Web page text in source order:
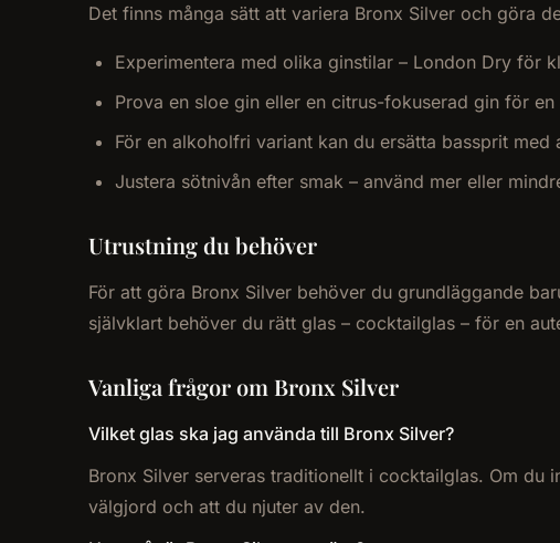
Det finns många sätt att variera Bronx Silver och göra
Experimentera med olika ginstilar – London Dry för
Prova en sloe gin eller en citrus-fokuserad gin för en
För en alkoholfri variant kan du ersätta bassprit
Justera sötnivån efter smak – använd mer eller
Utrustning du behöver
För att göra Bronx Silver behöver du grundläggande
självklart behöver du rätt glas – cocktailglas – för en
Vanliga frågor om Bronx Silver
Vilket glas ska jag använda till Bronx Silver?
Bronx Silver serveras traditionellt i cocktailglas. Om du
välgjord och att du njuter av den.